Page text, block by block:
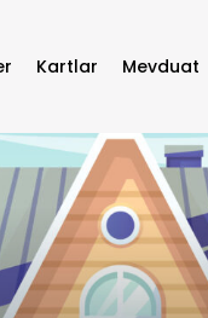
Kartlar Mevduat